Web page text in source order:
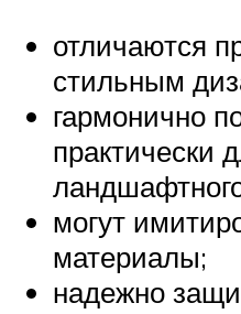
отличаются
стильным
гармонично
практически
могут
материалы;
надежно